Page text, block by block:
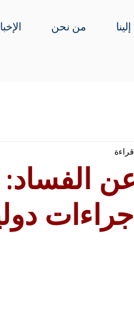
من نحن